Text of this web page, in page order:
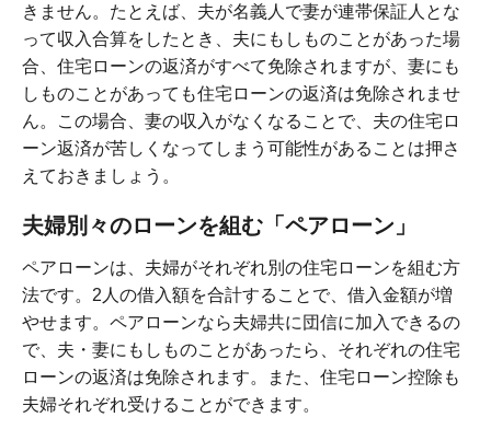
きません。たとえば、夫が名義人で妻が連帯保証人とな
って収入合算をしたとき、夫にもしものことがあった場
合、住宅ローンの返済がすべて免除されますが、妻にも
しものことがあっても住宅ローンの返済は免除されませ
ん。この場合、妻の収入がなくなることで、夫の住宅ロ
ーン返済が苦しくなってしまう可能性があることは押さ
えておきましょう。
夫婦別々のローンを組む「ペアローン」
ペアローンは、夫婦がそれぞれ別の住宅ローンを組む方
法です。2人の借入額を合計することで、借入金額が増
やせます。ペアローンなら夫婦共に団信に加入できるの
で、夫・妻にもしものことがあったら、それぞれの住宅
ローンの返済は免除されます。また、住宅ローン控除も
夫婦それぞれ受けることができます。